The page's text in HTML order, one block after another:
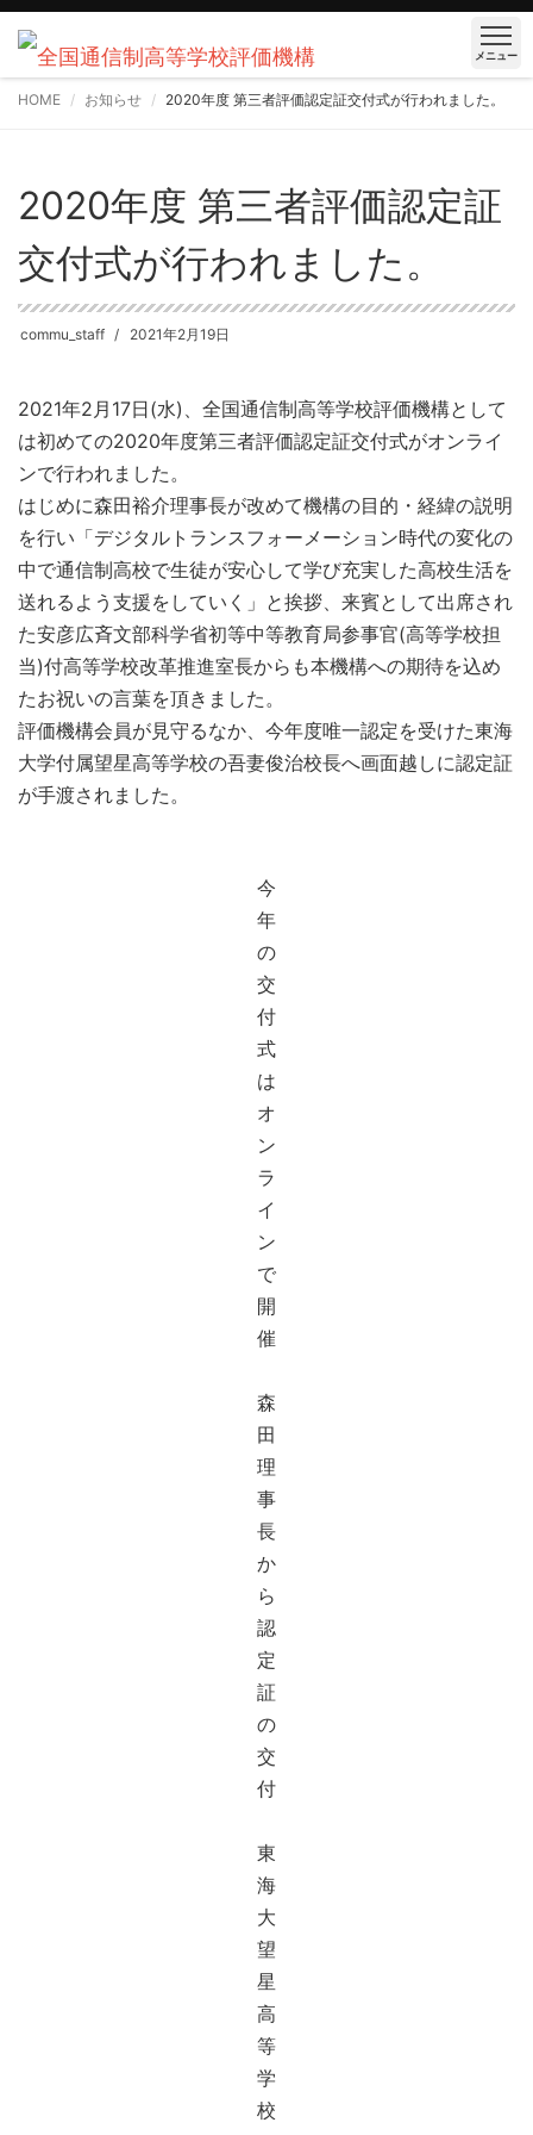
メニュー
HOME お知らせ 2020年度 第三者評価認定証交付式が行われました。
2020年度 第三者評価認定証
交付式が行われました。
commu_staff 2021年2月19日
2021年2月17日(水)、全国通信制高等学校評価機構として
は初めての2020年度第三者評価認定証交付式がオンライ
ンで行われました。
はじめに森田裕介理事長が改めて機構の目的・経緯の説明
を行い「デジタルトランスフォーメーション時代の変化の
中で通信制高校で生徒が安心して学び充実した高校生活を
送れるよう支援をしていく」と挨拶、来賓として出席され
た安彦広斉文部科学省初等中等教育局参事官(高等学校担
当)付高等学校改革推進室長からも本機構への期待を込め
たお祝いの言葉を頂きました。
評価機構会員が見守るなか、今年度唯一認定を受けた東海
大学付属望星高等学校の吾妻俊治校長へ画面越しに認定証
が手渡されました。
今
年
の
交
付
式
は
オ
ン
ラ
イ
ン
で
開
催
森
田
理
事
長
か
ら
認
定
証
の
交
付
東
海
大
望
星
高
等
学
校